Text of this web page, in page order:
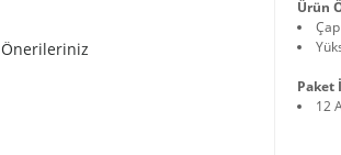
Önerileriniz
Ürün
Paket
12